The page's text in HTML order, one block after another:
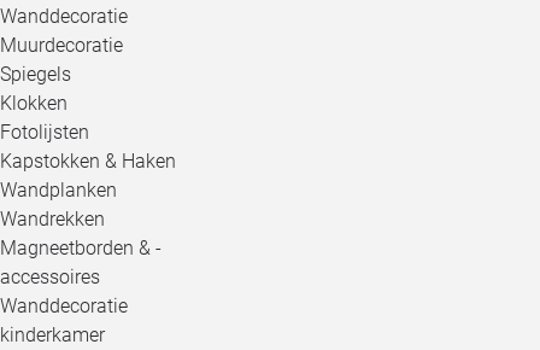
Wanddecoratie
Muurdecoratie
Spiegels
Klokken
Fotolijsten
Kapstokken & Haken
Wandplanken
Wandrekken
Magneetborden & -
accessoires
Wanddecoratie
kinderkamer